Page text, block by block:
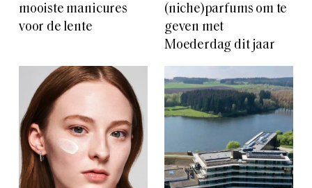
mooiste manicures
voor de lente
(niche)parfums om te
geven met
Moederdag dit jaar